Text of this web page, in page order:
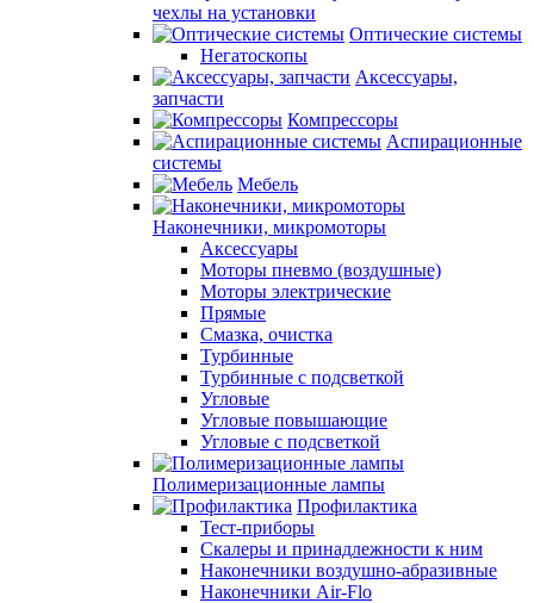
чехлы на установки
Оптические системы
Негатоскопы
Аксессуары,
запчасти
Компрессоры
Аспирационные
системы
Мебель
Наконечники, микромоторы
Аксессуары
Моторы пневмо (воздушные)
Моторы электрические
Прямые
Смазка, очистка
Турбинные
Турбинные с подсветкой
Угловые
Угловые повышающие
Угловые с подсветкой
Полимеризационные лампы
Профилактика
Тест-приборы
Скалеры и принадлежности к ним
Наконечники воздушно-абразивные
Наконечники Air-Flo